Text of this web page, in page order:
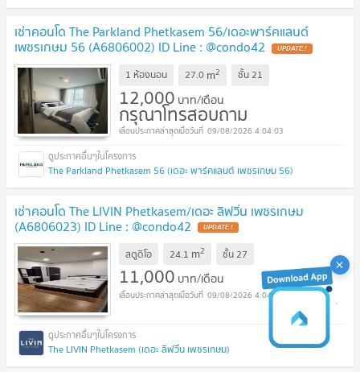
เช่าคอนโด The Parkland Phetkasem 56/เดอะพาร์คแลนด์
เพชรเกษม 56 (A6806002) ID Line : @condo42
1 ห้องนอน 27.0 m2 ชั้น21
12,000 บาท/เดือน
กรุณาโทรสอบถาม
09/08/2026 4:04:03
The Parkland Phetkasem 56 (เดอะ พาร์คแลนด์ เพชรเกษม 56)
เช่าคอนโด The LIVIN Phetkasem/เดอะ ลิฟวิ่น เพชรเกษม
(A6806023) ID Line : @condo42
สตูดิโอ 24.1 m2 ชั้น27
11,000 บาท/เดือน
09/08/2026 4:04:03
The LIVIN Phetkasem (เดอะ ลิฟวิ่น เพชรเกษม)